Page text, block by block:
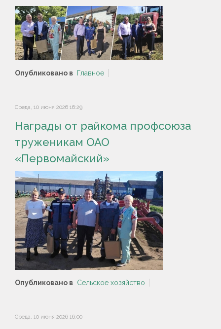
Опубликовано в Главное
Среда, 10 июня 2026 16:29
Награды от райкома профсоюза
труженикам ОАО
«Первомайский»
Опубликовано в Сельское хозяйство
Среда, 10 июня 2026 16:00